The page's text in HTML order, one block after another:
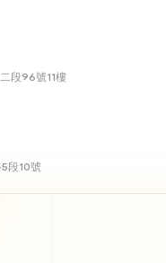
段96號11樓
段10號